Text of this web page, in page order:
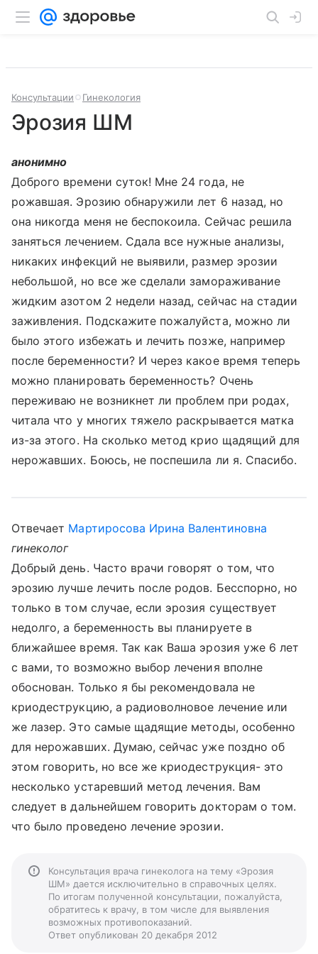
Консультации Гинекология
Эрозия ШМ
анонимно
Доброго времени суток! Мне 24 года, не
рожавшая. Эрозию обнаружили лет 6 назад, но
она никогда меня не беспокоила. Сейчас решила
заняться лечением. Сдала все нужные анализы,
никаких инфекций не выявили, размер эрозии
небольшой, но все же сделали замораживание
жидким азотом 2 недели назад, сейчас на стадии
заживления. Подскажите пожалуйста, можно ли
было этого избежать и лечить позже, например
после беременности? И через какое время теперь
можно планировать беременность? Очень
переживаю не возникнет ли проблем при родах,
читала что у многих тяжело раскрывается матка
из-за этого. На сколько метод крио щадящий для
нерожавших. Боюсь, не поспешила ли я. Спасибо.
Отвечает Мартиросова Ирина Валентиновна
гинеколог
Добрый день. Часто врачи говорят о том, что
эрозию лучше лечить после родов. Бесспорно, но
только в том случае, если эрозия существует
недолго, а беременность вы планируете в
ближайшее время. Так как Ваша эрозия уже 6 лет
с вами, то возможно выбор лечения вполне
обоснован. Только я бы рекомендовала не
криодеструкцию, а радиоволновое лечение или
же лазер. Это самые щадящие методы, особенно
для нерожавших. Думаю, сейчас уже поздно об
этом говорить, но все же криодеструкция- это
несколько устаревший метод лечения. Вам
следует в дальнейшем говорить докторам о том.
что было проведено лечение эрозии.
Консультация врача гинеколога на тему «Эрозия
ШМ» дается исключительно в справочных целях.
По итогам полученной консультации, пожалуйста,
обратитесь к врачу, в том числе для выявления
возможных противопоказаний.
Ответ опубликован 20 декабря 2012